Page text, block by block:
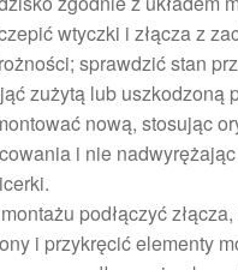
wtyczki i złącza z
sprawdzić stan
zużytą lub uszkodzoną
nową, stosując
i nie
podłączyć
i przykręcić elementy